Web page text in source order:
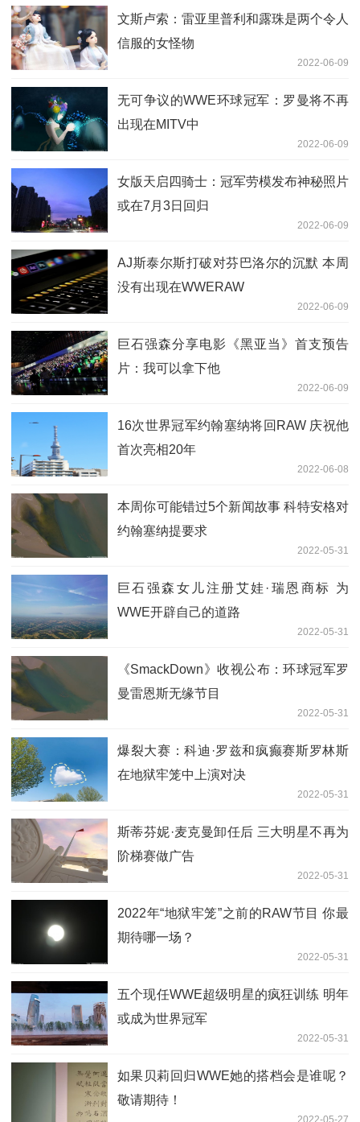
文斯卢索：雷亚里普利和露珠是两个令人
信服的女怪物
2022-06-09
无可争议的WWE环球冠军：罗曼将不再
出现在MITV中
2022-06-09
女版天启四骑士：冠军劳模发布神秘照片
或在7月3日回归
2022-06-09
AJ斯泰尔斯打破对芬巴洛尔的沉默 本周
没有出现在WWERAW
2022-06-09
巨石强森分享电影《黑亚当》首支预告
片：我可以拿下他
2022-06-09
16次世界冠军约翰塞纳将回RAW 庆祝他
首次亮相20年
2022-06-08
本周你可能错过5个新闻故事 科特安格对
约翰塞纳提要求
2022-05-31
巨石强森女儿注册艾娃·瑞恩商标 为
WWE开辟自己的道路
2022-05-31
《SmackDown》收视公布：环球冠军罗
曼雷恩斯无缘节目
2022-05-31
爆裂大赛：科迪·罗兹和疯癫赛斯罗林斯
在地狱牢笼中上演对决
2022-05-31
斯蒂芬妮·麦克曼卸任后 三大明星不再为
阶梯赛做广告
2022-05-31
2022年“地狱牢笼”之前的RAW节目 你最
期待哪一场？
2022-05-31
五个现任WWE超级明星的疯狂训练 明年
或成为世界冠军
2022-05-31
如果贝莉回归WWE她的搭档会是谁呢？
敬请期待！
2022-05-27